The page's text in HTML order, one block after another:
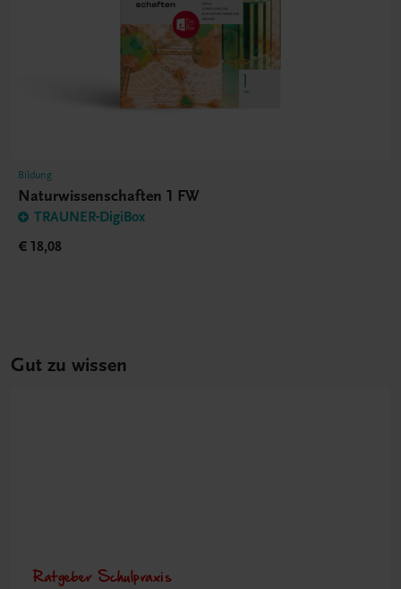
Bildung
Naturwissenschaften 1 FW
TRAUNER-DigiBox
€ 18,08
Gut zu wissen
Ratgeber Schulpraxis